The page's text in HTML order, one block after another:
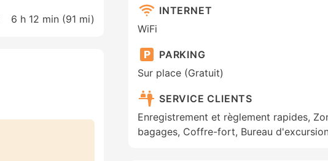
6 h 12 min (91 mi)
INTERNET
WiFi
PARKING
Sur place (Gratuit)
SERVICE CLIENTS
Enregistrement et règlement rapides,
bagages, Coffre-fort, Bureau